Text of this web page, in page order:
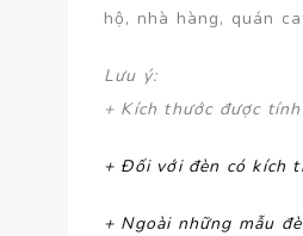
hộ, nhà hàng, quán
Lưu ý:
+ Kích thước được
+ Đối với đèn có kích
+ Ngoài những mẫu